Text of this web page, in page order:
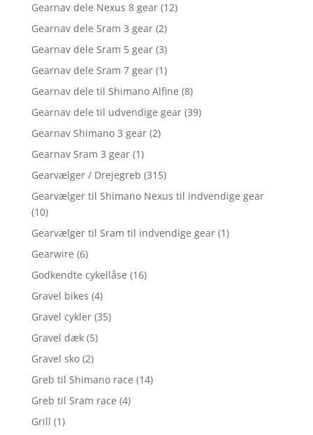
Gearnav dele Nexus 8 gear (12)
Gearnav dele Sram 3 gear (2)
Gearnav dele Sram 5 gear (3)
Gearnav dele Sram 7 gear (1)
Gearnav dele til Shimano Alfine (8)
Gearnav dele til udvendige gear (39)
Gearnav Shimano 3 gear (2)
Gearnav Sram 3 gear (1)
Gearvælger / Drejegreb (315)
Gearvælger til Shimano Nexus til indvendige gear
(10)
Gearvælger til Sram til indvendige gear (1)
Gearwire (6)
Godkendte cykellåse (16)
Gravel bikes (4)
Gravel cykler (35)
Gravel dæk (5)
Gravel sko (2)
Greb til Shimano race (14)
Greb til Sram race (4)
Grill (1)